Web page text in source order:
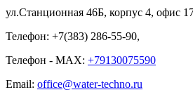
ул.Станционная 46Б, корпус 4, офис
Телефон: +7(383) 286-55-90,
Телефон - MAX: +79130075590
Email: office@water-techno.ru